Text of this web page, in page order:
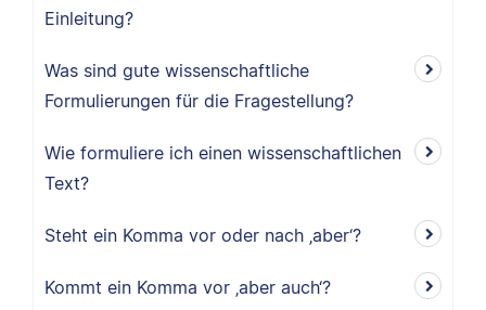
Einleitung?
Was sind gute wissenschaftliche
Formulierungen für die Fragestellung?
Wie formuliere ich einen wissenschaftlichen
Text?
Steht ein Komma vor oder nach ‚aber‘?
Kommt ein Komma vor ‚aber auch‘?